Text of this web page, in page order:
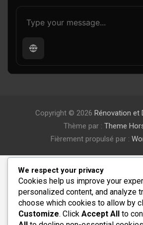
Copyright © 2026 Rénovation et
Thème par : Theme
Fièrement propulsé par :
We respect your privacy
Cookies help us improve your
personalized content, and analyze
choose which cookies to allow by
Customize. Click Accept All to